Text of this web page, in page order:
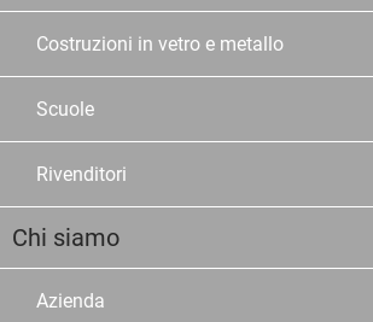
Costruzioni in vetro e metallo
Scuole
Rivenditori
Chi siamo
Azienda